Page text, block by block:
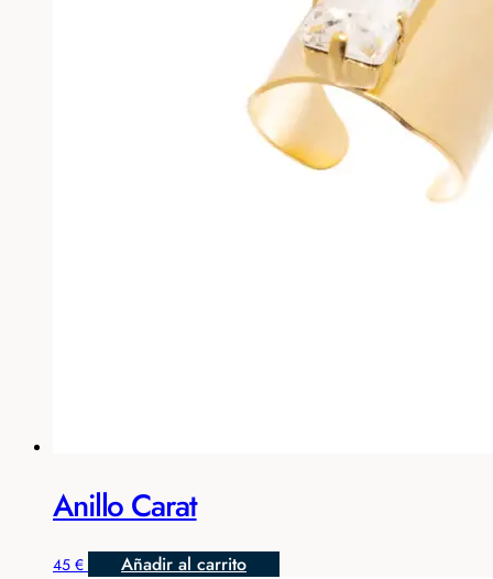
Anillo Carat
45 € Añadir al carrito